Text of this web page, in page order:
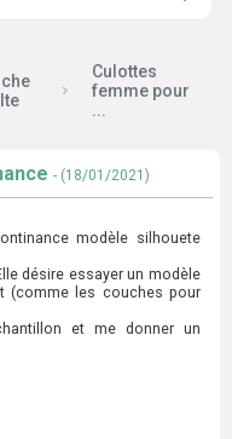
Culottes
femme pour
...
- (18/01/2021)
modèle silhouete
désire essayer un modèle
(comme les couches pour
et me donner un